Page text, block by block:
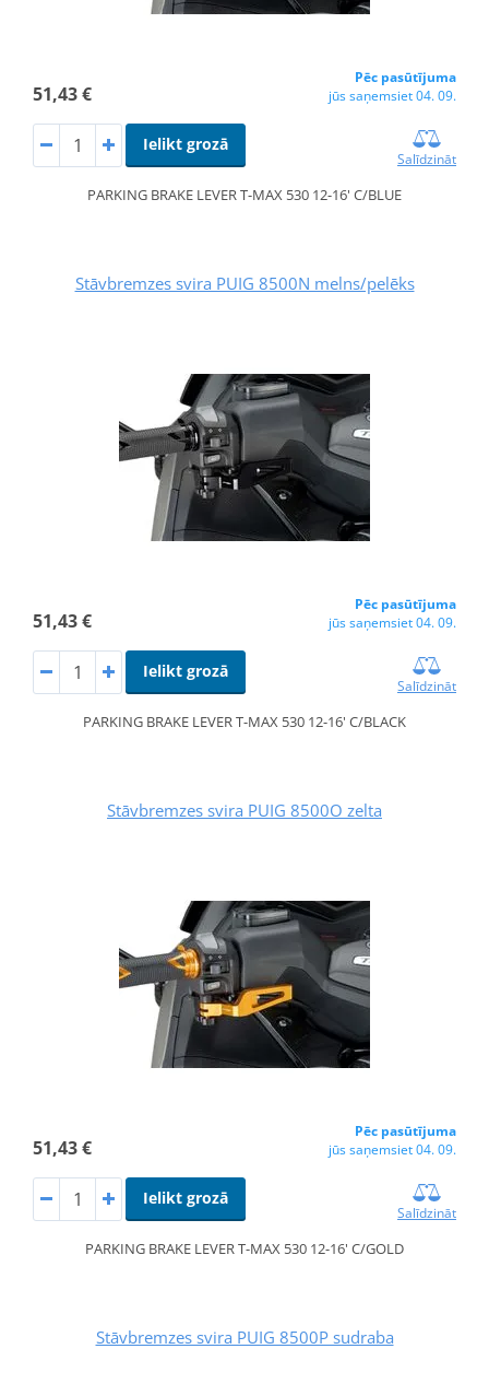
51,43 €
Pēc pasūtījuma
jūs saņemsiet 04. 09.
Ielikt grozā
Salīdzināt
PARKING BRAKE LEVER T-MAX 530 12-16' C/BLUE
Stāvbremzes svira PUIG 8500N melns/pelēks
51,43 €
Pēc pasūtījuma
jūs saņemsiet 04. 09.
Ielikt grozā
Salīdzināt
PARKING BRAKE LEVER T-MAX 530 12-16' C/BLACK
Stāvbremzes svira PUIG 8500O zelta
51,43 €
Pēc pasūtījuma
jūs saņemsiet 04. 09.
Ielikt grozā
Salīdzināt
PARKING BRAKE LEVER T-MAX 530 12-16' C/GOLD
Stāvbremzes svira PUIG 8500P sudraba